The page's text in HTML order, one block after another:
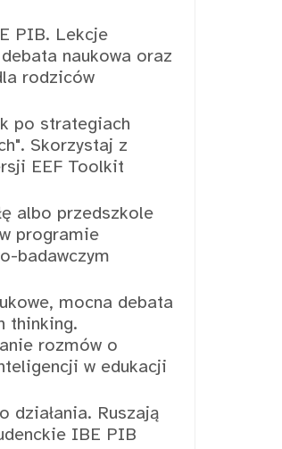
PIB. Lekcje
naukowa oraz
rodziców
po strategiach
Skorzystaj z
EEF Toolkit
albo przedszkole
programie
badawczym
mocna debata
thinking.
rozmów o
w edukacji
działania. Ruszają
IBE PIB